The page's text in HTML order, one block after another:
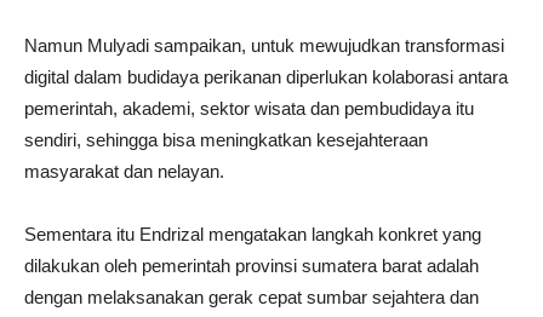
Namun Mulyadi sampaikan, untuk mewujudkan transformasi
digital dalam budidaya perikanan diperlukan kolaborasi antara
pemerintah, akademi, sektor wisata dan pembudidaya itu
sendiri, sehingga bisa meningkatkan kesejahteraan
masyarakat dan nelayan.
Sementara itu Endrizal mengatakan langkah konkret yang
dilakukan oleh pemerintah provinsi sumatera barat adalah
dengan melaksanakan gerak cepat sumbar sejahtera dan